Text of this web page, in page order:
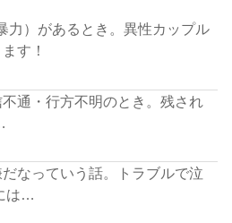
力）があるとき。異性カップル
す！
通・行方不明のとき。残され
なっていう話。トラブルで泣
は…